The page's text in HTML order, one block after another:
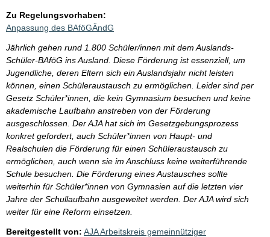
i
s
s
e
p
r
o
S
e
i
t
e
Zu Regelungsvorhaben:
Anpassung des BAföGÄndG
Jährlich gehen rund 1.800 Schüler/innen mit dem Auslands-
Schüler-BAföG ins Ausland. Diese Förderung ist essenziell, um
Jugendliche, deren Eltern sich ein Auslandsjahr nicht leisten
können, einen Schüleraustausch zu ermöglichen. Leider sind per
Gesetz Schüler*innen, die kein Gymnasium besuchen und keine
akademische Laufbahn anstreben von der Förderung
ausgeschlossen. Der AJA hat sich im Gesetzgebungsprozess
konkret gefordert, auch Schüler*innen von Haupt- und
Realschulen die Förderung für einen Schüleraustausch zu
ermöglichen, auch wenn sie im Anschluss keine weiterführende
Schule besuchen. Die Förderung eines Austausches sollte
weiterhin für Schüler*innen von Gymnasien auf die letzten vier
Jahre der Schullaufbahn ausgeweitet werden. Der AJA wird sich
weiter für eine Reform einsetzen.
Bereitgestellt von: AJA Arbeitskreis gemeinnütziger